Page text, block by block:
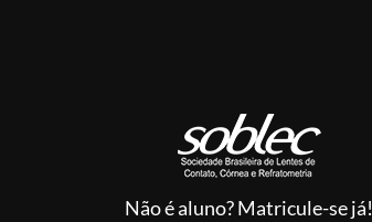
Não é aluno? Matricule-se já!